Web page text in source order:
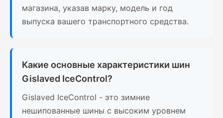
магазина, указав марку, модель и год
выпуска вашего транспортного средства.
Какие основные характеристики шин
Gislaved IceControl?
Gislaved IceControl - это зимние
нешипованные шины с высоким уровнем